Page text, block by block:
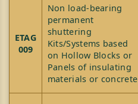
ETAG
009
Non load-bearing
permanent
shuttering
Kits/Systems based
on Hollow Blocks or
Panels of insulating
materials or concrete